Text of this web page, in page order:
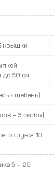
крышки
—
до 50 см
+ щебень)
– 3 скобы)
грунта 10
5 – 20